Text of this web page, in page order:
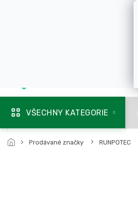
VŠECHNY KATEGORIE
Prodávané značky RUNPOTEC